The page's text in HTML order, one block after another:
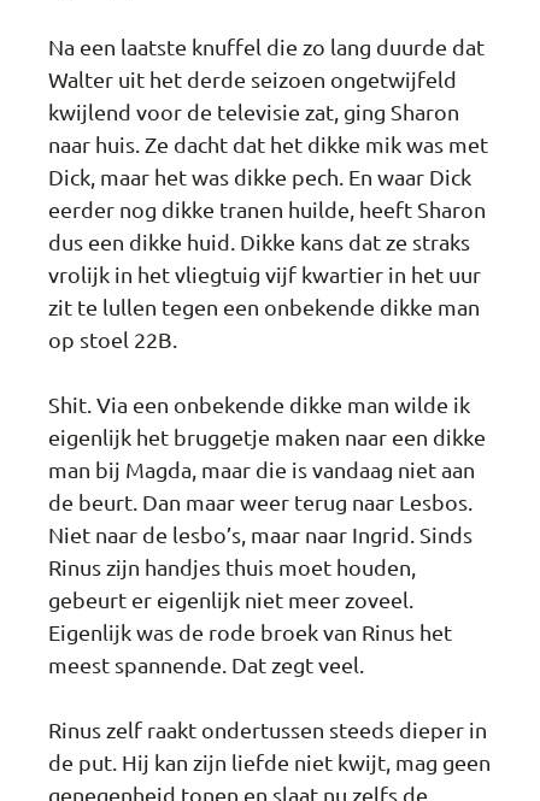
Na een laatste knuffel die zo lang duurde dat
Walter uit het derde seizoen ongetwijfeld
kwijlend voor de televisie zat, ging Sharon
naar huis. Ze dacht dat het dikke mik was met
Dick, maar het was dikke pech. En waar Dick
eerder nog dikke tranen huilde, heeft Sharon
dus een dikke huid. Dikke kans dat ze straks
vrolijk in het vliegtuig vijf kwartier in het uur
zit te lullen tegen een onbekende dikke man
op stoel 22B.
Shit. Via een onbekende dikke man wilde ik
eigenlijk het bruggetje maken naar een dikke
man bij Magda, maar die is vandaag niet aan
de beurt. Dan maar weer terug naar Lesbos.
Niet naar de lesbo’s, maar naar Ingrid. Sinds
Rinus zijn handjes thuis moet houden,
gebeurt er eigenlijk niet meer zoveel.
Eigenlijk was de rode broek van Rinus het
meest spannende. Dat zegt veel.
Rinus zelf raakt ondertussen steeds dieper in
de put. Hij kan zijn liefde niet kwijt, mag geen
genegenheid tonen en slaat nu zelfs de